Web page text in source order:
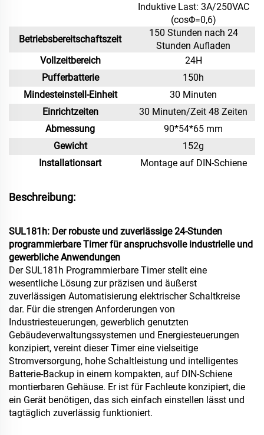
Induktive Last: 3A/250VAC
(cosΦ=0,6)
Betriebsbereitschaftszeit
150 Stunden nach 24
Stunden Aufladen
Vollzeitbereich
24H
Pufferbatterie
150h
Mindesteinstell-Einheit
30 Minuten
Einrichtzeiten
30 Minuten/Zeit 48 Zeiten
Abmessung
90*54*65 mm
Gewicht
152g
Installationsart
Montage auf DIN-Schiene
Beschreibung:
SUL181h: Der robuste und zuverlässige 24-Stunden
programmierbare Timer für anspruchsvolle industrielle und
gewerbliche Anwendungen
Der SUL181h Programmierbare Timer stellt eine
wesentliche Lösung zur präzisen und äußerst
zuverlässigen Automatisierung elektrischer Schaltkreise
dar. Für die strengen Anforderungen von
Industriesteuerungen, gewerblich genutzten
Gebäudeverwaltungssystemen und Energiesteuerungen
konzipiert, vereint dieser Timer eine vielseitige
Stromversorgung, hohe Schaltleistung und intelligentes
Batterie-Backup in einem kompakten, auf DIN-Schiene
montierbaren Gehäuse. Er ist für Fachleute konzipiert, die
ein Gerät benötigen, das sich einfach einstellen lässt und
tagtäglich zuverlässig funktioniert.